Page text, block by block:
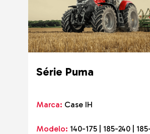
Série Puma
Marca: Case IH
Modelo: 140-175 | 185-240 |